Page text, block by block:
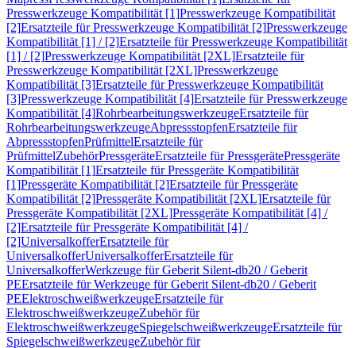
Presswerkzeuge Kompatibilität [1]Presswerkzeuge Kompatibilität
[2]Ersatzteile für Presswerkzeuge Kompatibilität [2]Presswerkzeuge
Kompatibilität [1] / [2]Ersatzteile für Presswerkzeuge Kompatibilität
[1] / [2]Presswerkzeuge Kompatibilität [2XL]Ersatzteile für
Presswerkzeuge Kompatibilität [2XL]Presswerkzeuge
Kompatibilität [3]Ersatzteile für Presswerkzeuge Kompatibilität
[3]Presswerkzeuge Kompatibilität [4]Ersatzteile für Presswerkzeuge
Kompatibilität [4]RohrbearbeitungswerkzeugeErsatzteile für
RohrbearbeitungswerkzeugeAbpressstopfenErsatzteile für
AbpressstopfenPrüfmittelErsatzteile für
PrüfmittelZubehörPressgeräteErsatzteile für PressgerätePressgeräte
Kompatibilität [1]Ersatzteile für Pressgeräte Kompatibilität
[1]Pressgeräte Kompatibilität [2]Ersatzteile für Pressgeräte
Kompatibilität [2]Pressgeräte Kompatibilität [2XL]Ersatzteile für
Pressgeräte Kompatibilität [2XL]Pressgeräte Kompatibilität [4] /
[2]Ersatzteile für Pressgeräte Kompatibilität [4] /
[2]UniversalkofferErsatzteile für
UniversalkofferUniversalkofferErsatzteile für
UniversalkofferWerkzeuge für Geberit Silent-db20 / Geberit
PEErsatzteile für Werkzeuge für Geberit Silent-db20 / Geberit
PEElektroschweißwerkzeugeErsatzteile für
ElektroschweißwerkzeugeZubehör für
ElektroschweißwerkzeugeSpiegelschweißwerkzeugeErsatzteile für
SpiegelschweißwerkzeugeZubehör für